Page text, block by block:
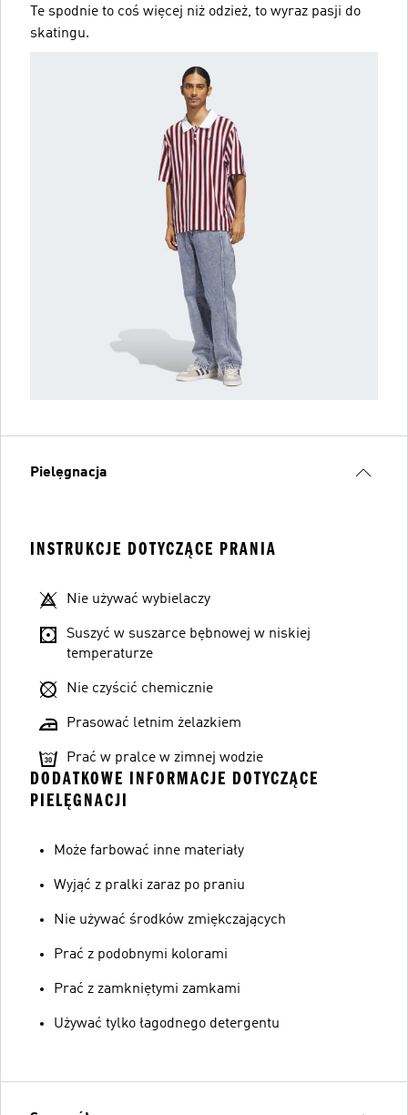
Te spodnie to coś więcej niż odzież, to wyraz pasji do
skatingu.
Pielęgnacja
INSTRUKCJE DOTYCZĄCE PRANIA
Nie używać wybielaczy
Suszyć w suszarce bębnowej w niskiej
temperaturze
Nie czyścić chemicznie
Prasować letnim żelazkiem
Prać w pralce w zimnej wodzie
DODATKOWE INFORMACJE DOTYCZĄCE
PIELĘGNACJI
Może farbować inne materiały
Wyjąć z pralki zaraz po praniu
Nie używać środków zmiękczających
Prać z podobnymi kolorami
Prać z zamkniętymi zamkami
Używać tylko łagodnego detergentu